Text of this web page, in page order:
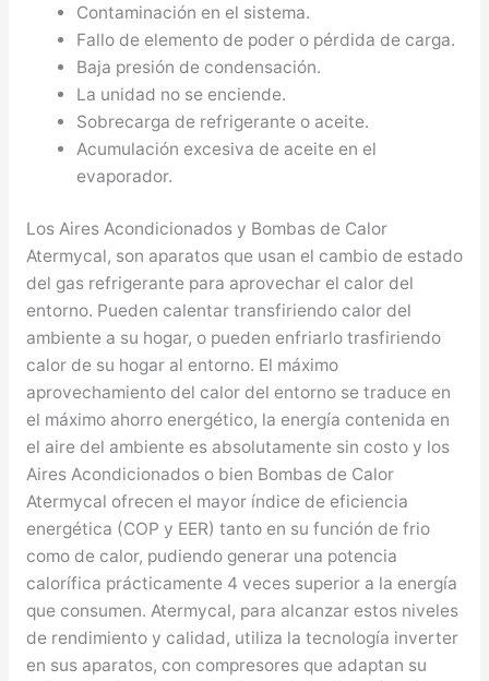
Contaminación en el sistema.
Fallo de elemento de poder o pérdida de carga.
Baja presión de condensación.
La unidad no se enciende.
Sobrecarga de refrigerante o aceite.
Acumulación excesiva de aceite en el
evaporador.
Los Aires Acondicionados y Bombas de Calor
Atermycal, son aparatos que usan el cambio de estado
del gas refrigerante para aprovechar el calor del
entorno. Pueden calentar transfiriendo calor del
ambiente a su hogar, o pueden enfriarlo trasfiriendo
calor de su hogar al entorno. El máximo
aprovechamiento del calor del entorno se traduce en
el máximo ahorro energético, la energía contenida en
el aire del ambiente es absolutamente sin costo y los
Aires Acondicionados o bien Bombas de Calor
Atermycal ofrecen el mayor índice de eficiencia
energética (COP y EER) tanto en su función de frio
como de calor, pudiendo generar una potencia
calorífica prácticamente 4 veces superior a la energía
que consumen. Atermycal, para alcanzar estos niveles
de rendimiento y calidad, utiliza la tecnología inverter
en sus aparatos, con compresores que adaptan su